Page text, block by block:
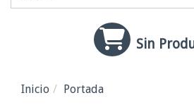
Sin
Alta
Inicio Portada